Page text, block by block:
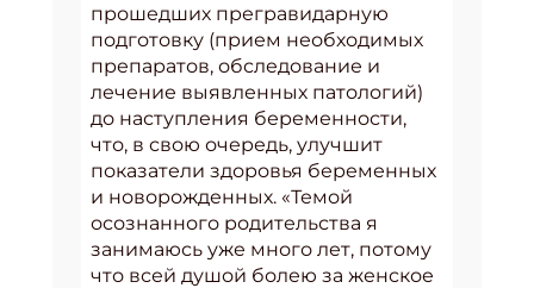
прошедших прегравидарную
подготовку (прием необходимых
препаратов, обследование и
лечение выявленных патологий)
до наступления беременности,
что, в свою очередь, улучшит
показатели здоровья беременных
и новорожденных. «Темой
осознанного родительства я
занимаюсь уже много лет, потому
что всей душой болею за женское